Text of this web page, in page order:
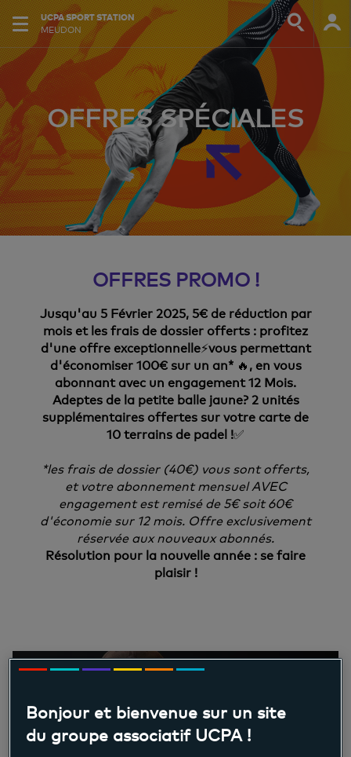
UCPA SPORT STATION
MEUDON
OFFRES SPÉCIALES
OFFRES PROMO !
Jusqu'au 5 Février 2025, 5€ de réduction par
mois et les frais de dossier offerts : profitez
d'une offre exceptionnelle⚡vous permettant
d'économiser 100€ sur un an* 🔥 , en vous
abonnant avec un engagement 12 Mois.
Adeptes de la petite balle jaune? 2 unités
supplémentaires offertes sur votre carte de
10 terrains de padel !✅
*les frais de dossier (40€) vous sont offerts,
et votre abonnement mensuel AVEC
engagement est remisé de 5€ soit 60€
d'économie sur 12 mois. Offre exclusivement
réservée aux nouveaux abonnés.
Résolution pour la nouvelle année : se faire
plaisir !
Bonjour et bienvenue sur un site
du groupe associatif UCPA !